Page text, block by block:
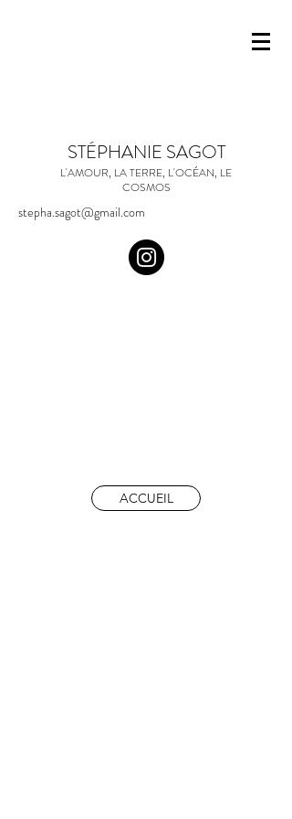
STÉPHANIE SAGOT
L'AMOUR, LA TERRE, L'OCÉAN, LE
COSMOS
stepha.sagot@gmail.com
ACCUEIL